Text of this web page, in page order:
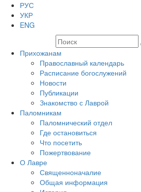
РУС
УКР
ENG
Прихожанам
Православный календарь
Расписание богослужений
Новости
Публикации
Знакомство с Лаврой
Паломникам
Паломнический отдел
Где остановиться
Что посетить
Пожертвование
О Лавре
Священноначалие
Общая информация